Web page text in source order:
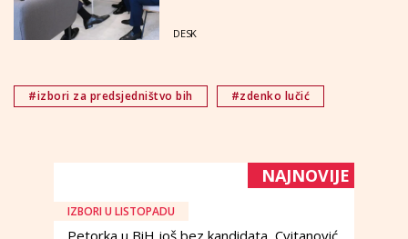
DESK
#izbori za predsjedništvo bih #zdenko lučić
NAJNOVIJE
IZBORI U LISTOPADU